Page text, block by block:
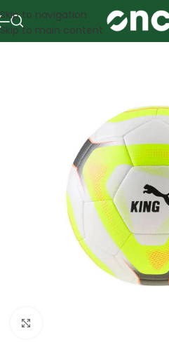
Skip to navigation
Skip to main content